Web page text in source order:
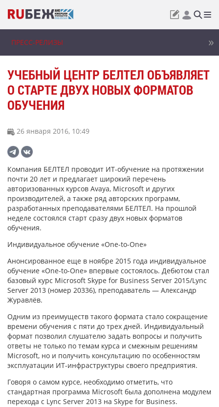
ПРЕСС-РЕЛИЗЫ
УЧЕБНЫЙ ЦЕНТР БЕЛТЕЛ ОБЪЯВЛЯЕТ
О СТАРТЕ ДВУХ НОВЫХ ФОРМАТОВ
ОБУЧЕНИЯ
26 января 2016, 10:49
Компания БЕЛТЕЛ проводит ИТ-обучение на протяжении
почти 20 лет и предлагает широкий перечень
авторизованных курсов Avaya, Microsoft и других
производителей, а также ряд авторских программ,
разработанных преподавателями БЕЛТЕЛ. На прошлой
неделе состоялся старт сразу двух новых форматов
обучения.
Индивидуальное обучение «One-to-One»
Анонсированное еще в ноябре 2015 года индивидуальное
обучение «One-to-One» впервые состоялось. Дебютом стал
базовый курс Microsoft Skype for Business Server 2015/Lync
Server 2013 (номер 20336), преподаватель — Александр
Журавлёв.
Одним из преимуществ такого формата стало сокращение
времени обучения с пяти до трех дней. Индивидуальный
формат позволил слушателю задать вопросы и получить
ответы не только по темам курса и смежным решениям
Microsoft, но и получить консультацию по особенностям
эксплуатации ИТ-инфраструктуры своего предприятия.
Говоря о самом курсе, необходимо отметить, что
стандартная программа Microsoft была дополнена модулем
перехода с Lync Server 2013 на Skype for Business.